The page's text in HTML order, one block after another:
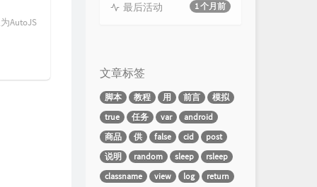
AutoJS
1 个月前
最后活动
文章标签
脚本 教程 用 前言
模拟
true
任务 var
android
商品
供 false cid
post
说明
random sleep
rsleep
classname
view log
return